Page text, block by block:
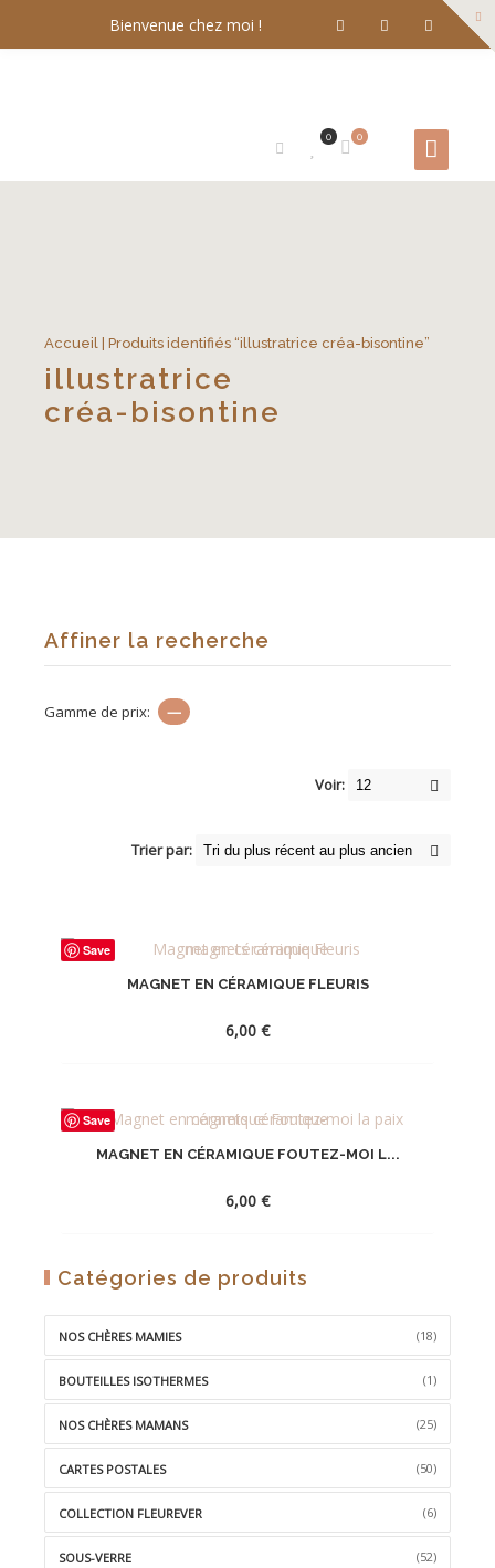
Bienvenue chez moi !
0
0
Accueil | Produits identifiés “illustratrice créa-bisontine”
illustratrice
créa-bisontine
Affiner la recherche
Gamme de prix: —
Voir:
Trier par:
Save
MAGNET EN CÉRAMIQUE FLEURIS
6,00 €
LA
Save
MAGNET EN CÉRAMIQUE FOUTEZ-MOI L...
6,00 €
Catégories de produits
NOS CHÈRES MAMIES (18)
BOUTEILLES ISOTHERMES (1)
NOS CHÈRES MAMANS (25)
CARTES POSTALES (50)
COLLECTION FLEUREVER (6)
SOUS-VERRE (52)